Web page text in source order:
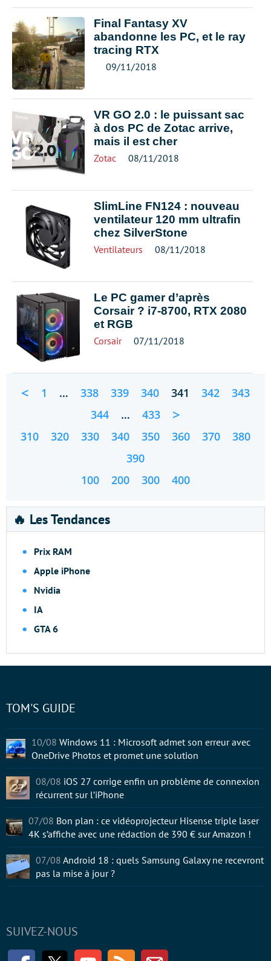
Final Fantasy XV
abandonne les PC, et le ray
tracing RTX
09/11/2018
VR GO 2.0 : le puissant sac
à dos PC de Zotac arrive,
mais il est cher
Zotac 08/11/2018
SlimLine FN124 : nouveau
ventilateur 120 mm ultrafin
chez SilverStone
Ventilateurs 08/11/2018
Le PC gamer d’après
Corsair ? i7-8700, RTX 2080
et RGB
Corsair 07/11/2018
< 1 … 338 339 340 341 342
343
344
… 433 >
310 320 330 340 350 360 370
380
390
100
200 300 400
🔥 Les Tendances
Prix RAM
Apple iPhone
Nvidia
IA
GTA 6
SUIVEZ-NOUS
FacebookTwitter Youtube RSS Newsletter
TOM'S GUIDE
10/08 Windows 11 : Microsoft admet son erreur avec
OneDrive Photos et promet une solution
08/08 iOS 27 corrige enfin un problème de connexion
récurrent sur l’iPhone
07/08 Bon plan : ce vidéoprojecteur Hisense triple laser
4K s’affiche avec une rédaction de 390 € sur Amazon !
07/08 Android 18 : quels Samsung Galaxy ne recevront
pas la mise à jour ?